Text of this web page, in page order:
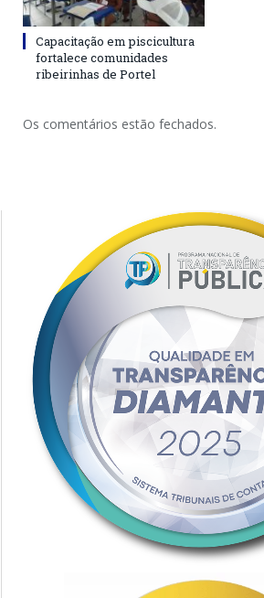
Capacitação em piscicultura
fortalece comunidades
ribeirinhas de Portel
Os comentários estão fechados.